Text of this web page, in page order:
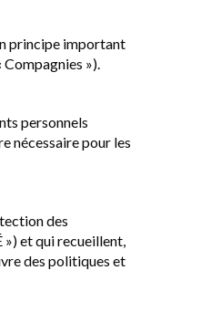
principe important
»).
personnels
nécessaire pour les
des
») et qui recueillent,
des politiques et